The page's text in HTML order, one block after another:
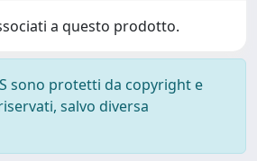
a questo prodotto.
sono protetti da copyright e
salvo diversa